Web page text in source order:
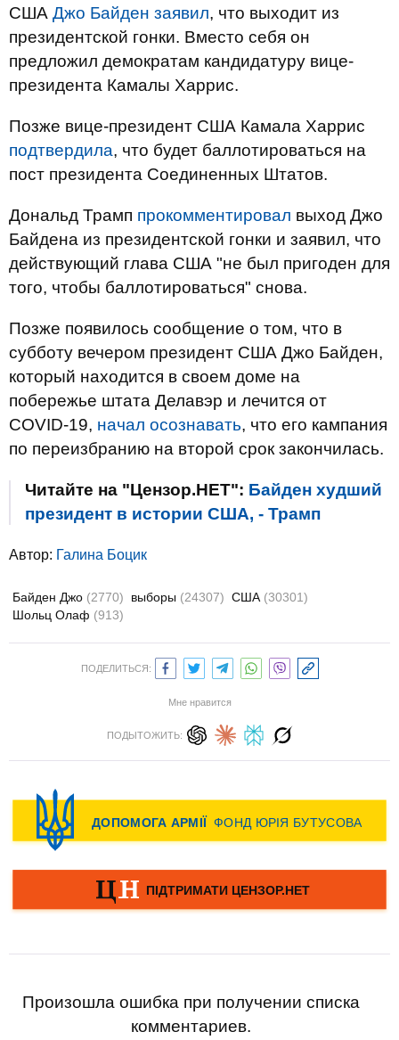
США Джо Байден заявил, что выходит из
президентской гонки. Вместо себя он
предложил демократам кандидатуру вице-
президента Камалы Харрис.
Позже вице-президент США Камала Харрис
подтвердила, что будет баллотироваться на
пост президента Соединенных Штатов.
Дональд Трамп прокомментировал выход Джо
Байдена из президентской гонки и заявил, что
действующий глава США "не был пригоден для
того, чтобы баллотироваться" снова.
Позже появилось сообщение о том, что в
субботу вечером президент США Джо Байден,
который находится в своем доме на
побережье штата Делавэр и лечится от
COVID-19, начал осознавать, что его кампания
по переизбранию на второй срок закончилась.
Читайте на "Цензор.НЕТ": Байден худший
президент в истории США, - Трамп
Автор: Галина Боцик
Байден Джо (2770) выборы (24307) США (30301)
Шольц Олаф (913)
ПОДЕЛИТЬСЯ:
Мне нравится
ПОДЫТОЖИТЬ:
Произошла ошибка при получении списка
комментариев.